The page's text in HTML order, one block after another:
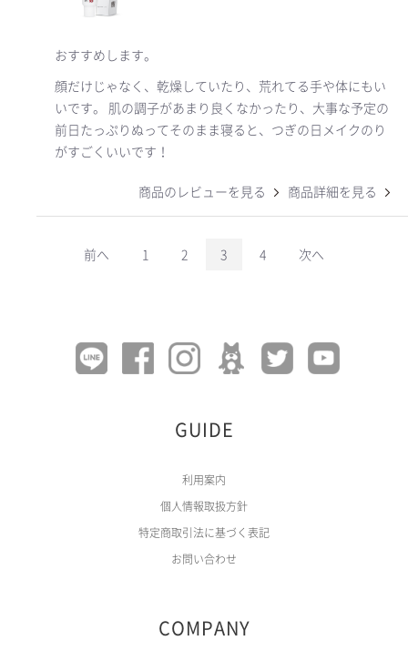
おすすめします。
顔だけじゃなく、乾燥していたり、荒れてる手や体にもい
いです。 肌の調子があまり良くなかったり、大事な予定の
前日たっぷりぬってそのまま寝ると、つぎの日メイクのり
がすごくいいです！
商品のレビューを見る 商品詳細を見る
前へ 1 2 3 4 次へ
GUIDE
利用案内
個人情報取扱方針
特定商取引法に基づく表記
お問い合わせ
COMPANY